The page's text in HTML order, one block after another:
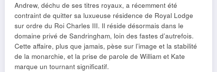
Andrew, déchu de ses titres royaux, a récemment été
contraint de quitter sa luxueuse résidence de Royal Lodge
sur ordre du Roi Charles III. Il réside désormais dans le
domaine privé de Sandringham, loin des fastes d’autrefois.
Cette affaire, plus que jamais, pèse sur l’image et la stabilité
de la monarchie, et la prise de parole de William et Kate
marque un tournant significatif.